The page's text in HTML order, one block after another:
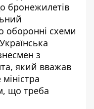
бронежилетів
оборонні схеми
Українська
з
який вважав
що треба